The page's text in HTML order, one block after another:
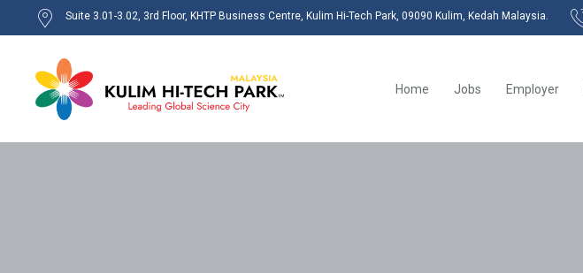
Suite 3.01-3.02, 3rd Floor, KHTP Business Centre, Kulim Hi-Tech Park, 09090 Kulim, Kedah Malaysia.
Home Jobs Employer